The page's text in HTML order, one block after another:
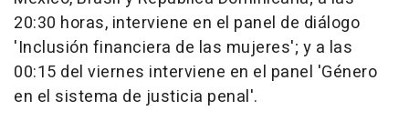
20:30 horas, interviene en el panel de diálogo
'Inclusión financiera de las mujeres'; y a las
00:15 del viernes interviene en el panel 'Género
en el sistema de justicia penal'.